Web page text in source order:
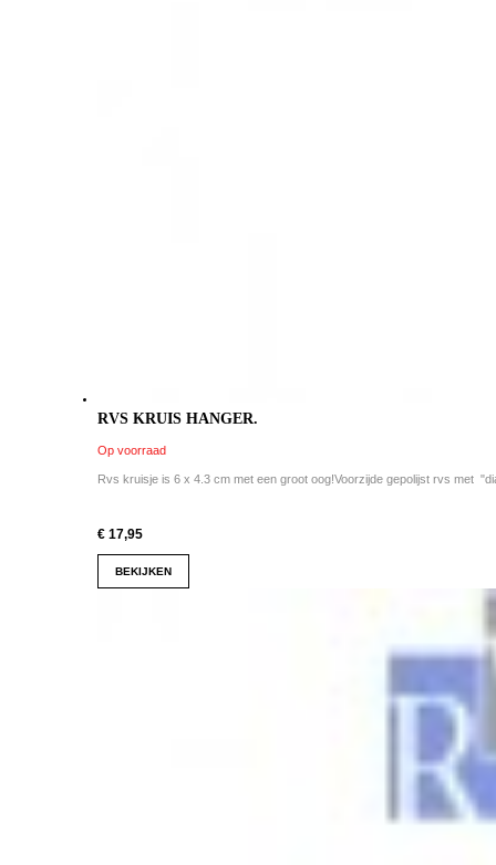
RVS KRUIS HANGER.
Op voorraad
Rvs kruisje is 6 x 4.3 cm met een groot oog!Voorzijde gepolijst rvs met
€ 17,95
BEKIJKEN